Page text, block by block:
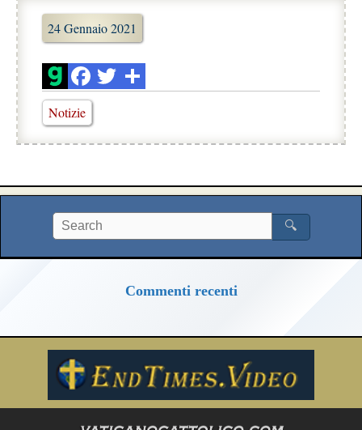
24 Gennaio 2021
Notizie
🔍
Commenti recenti